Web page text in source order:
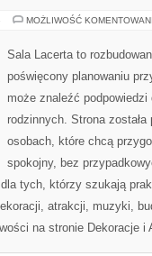
MOŻLIWOŚĆ
Sala Lacerta to
poświęcony planowaniu
może znaleźć
rodzinnych. Strona
osobach, które chcą
spokojny, bez
tych, którzy szukają
atrakcji, muzyki,
na stronie Dekoracje